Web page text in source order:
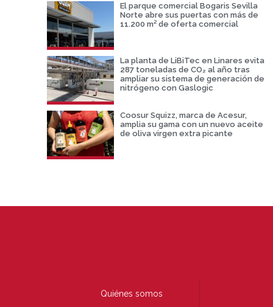
El parque comercial Bogaris Sevilla
Norte abre sus puertas con más de
11.200 m² de oferta comercial
La planta de LiBiTec en Linares evita
287 toneladas de CO₂ al año tras
ampliar su sistema de generación de
nitrógeno con Gaslogic
Coosur Squizz, marca de Acesur,
amplia su gama con un nuevo aceite
de oliva virgen extra picante
Quiénes somos